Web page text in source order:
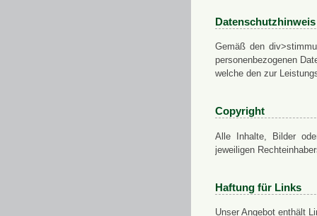
Datenschutzhinweis
Gemäß den
personenbezogenen
welche den zur
Copyright
Alle Inhalte, Bilder
jeweiligen
Haftung für Links
Unser Angebot enthält